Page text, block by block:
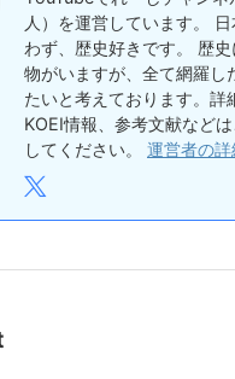
人）を運営しています。
わず、歴史好きです。 歴
物がいますが、全て網羅し
たいと考えております。詳
KOEI情報、参考文献など
してください。 運営者の詳